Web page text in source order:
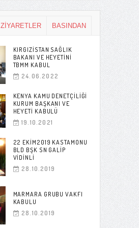
ZİYARETLER BASINDAN
KIRGIZISTAN SAĞLIK
BAKANI VE HEYETINI
TBMM KABUL
24.06.2022
KENYA KAMU DENETÇILIĞI
KURUM BAŞKANI VE
HEYETI KABULÜ
19.10.2021
22 EKIM2019 KASTAMONU
BLD BŞK SN GALIP
VIDINLI
28.10.2019
MARMARA GRUBU VAKFI
KABULU
28.10.2019